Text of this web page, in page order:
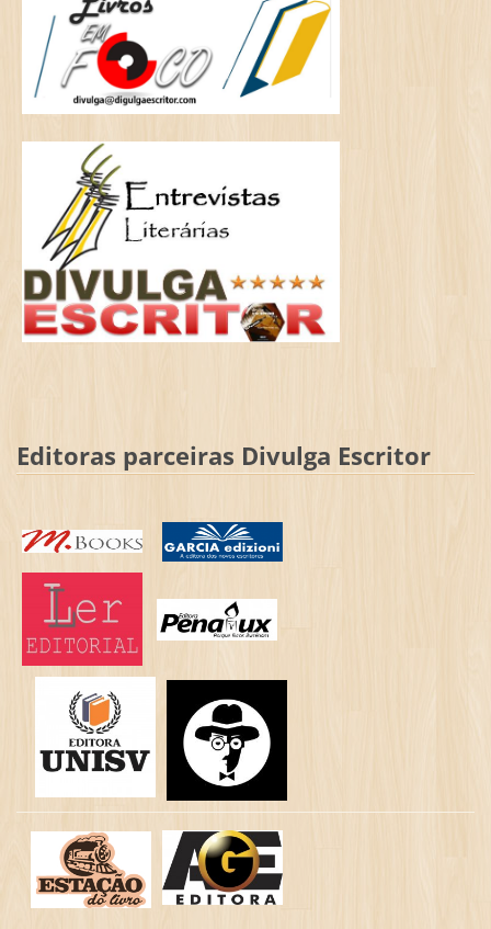
Editoras parceiras Divulga Escritor